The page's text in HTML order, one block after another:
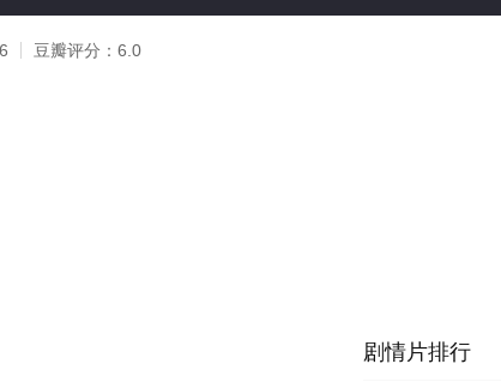
豆瓣评分： 6.0
剧情片排行